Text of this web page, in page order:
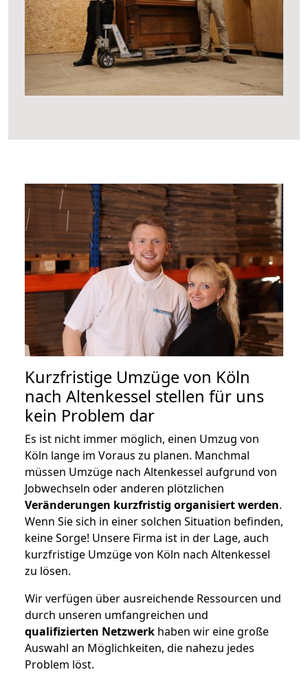
Kurzfristige Umzüge von Köln
nach Altenkessel stellen für uns
kein Problem dar
Es ist nicht immer möglich, einen Umzug von
Köln lange im Voraus zu planen. Manchmal
müssen Umzüge nach Altenkessel aufgrund von
Jobwechseln oder anderen plötzlichen
Veränderungen kurzfristig organisiert werden.
Wenn Sie sich in einer solchen Situation befinden,
keine Sorge! Unsere Firma ist in der Lage, auch
kurzfristige Umzüge von Köln nach Altenkessel
zu lösen.
Wir verfügen über ausreichende Ressourcen und
durch unseren umfangreichen und
qualifizierten Netzwerk haben wir eine große
Auswahl an Möglichkeiten, die nahezu jedes
Problem löst.